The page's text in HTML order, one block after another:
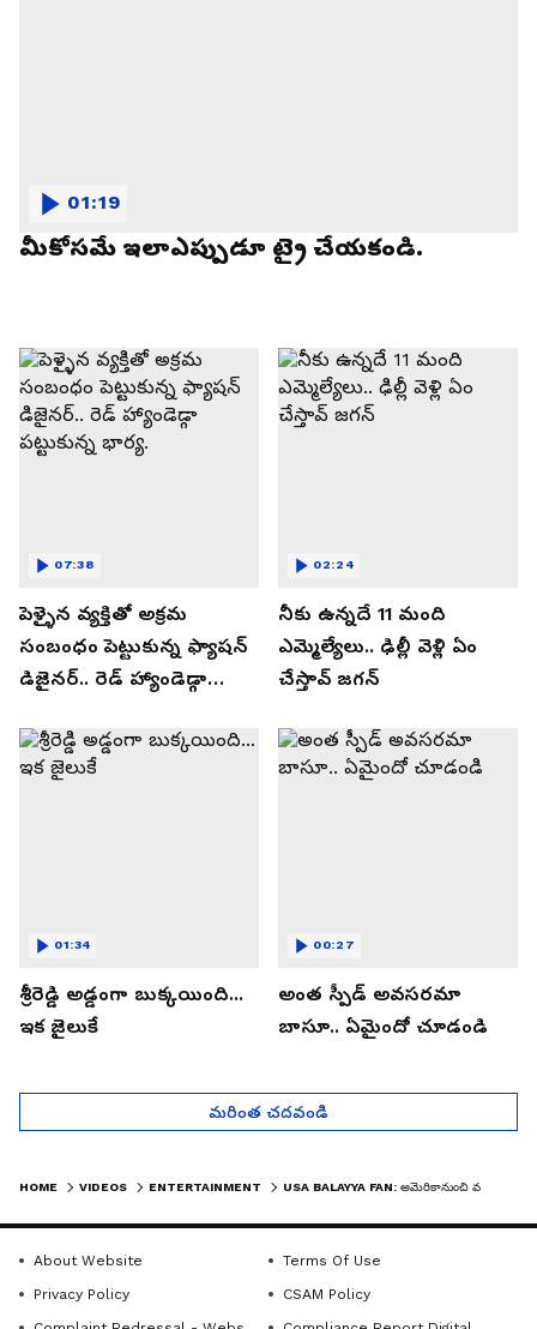
మీకోసమే ఇలాఎప్పుడూ ట్రై చేయకండి.
01:19
పెళ్ళైన వ్యక్తితో అక్రమ
సంబంధం పెట్టుకున్న ఫ్యాషన్
డిజైనర్.. రెడ్ హ్యాండెడ్గా
07:38
నీకు ఉన్నదే 11 మంది
ఎమ్మెల్యేలు.. ఢిల్లీ వెళ్లి ఏం
చేస్తావ్ జగన్
02:24
శ్రీరెడ్డి అడ్డంగా బుక్కయింది...
ఇక జైలుకే
01:34
అంత స్పీడ్ అవసరమా
బాసూ.. ఏమైందో చూడండి
00:27
మరింత చదవండి
HOME VIDEOS ENTERTAINMENT
About Website
Terms Of Use
Privacy Policy
CSAM Policy